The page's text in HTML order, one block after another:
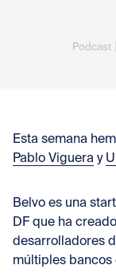
Podcast
Esta semana
Pablo Viguera y
Belvo es una
DF que ha
desarrolladores
múltiples bancos